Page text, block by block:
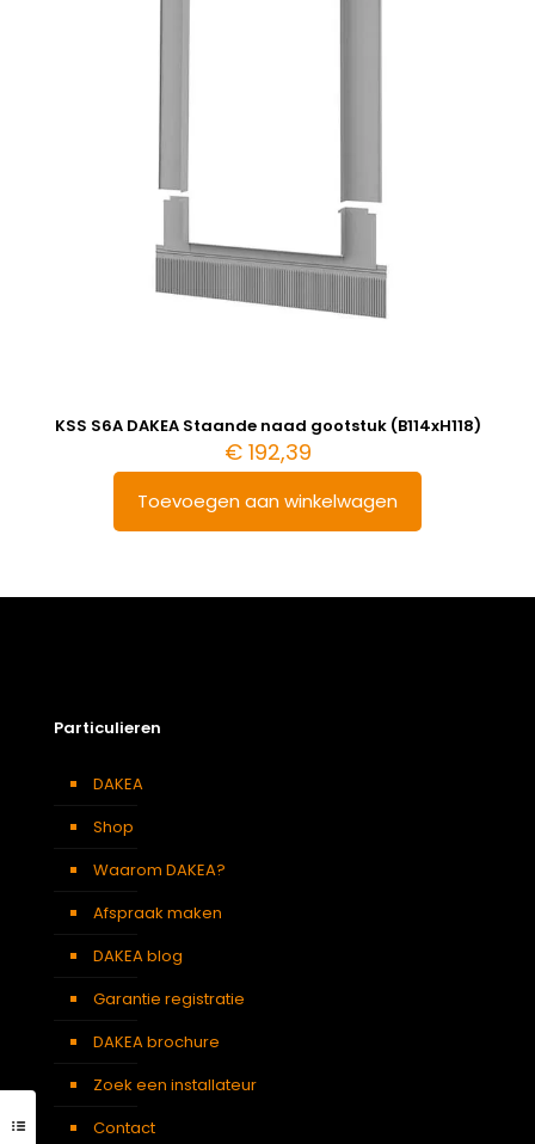
KSS S6A DAKEA Staande naad gootstuk (B114xH118)
€192,39
Toevoegen aan winkelwagen
Particulieren
DAKEA
Shop
Waarom DAKEA?
Afspraak maken
DAKEA blog
Garantie registratie
DAKEA brochure
Zoek een installateur
Contact